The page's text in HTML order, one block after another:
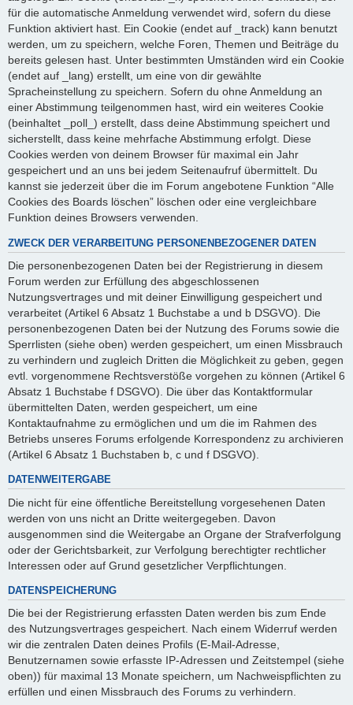
für die automatische Anmeldung verwendet wird, sofern du diese
Funktion aktiviert hast. Ein Cookie (endet auf _track) kann benutzt
werden, um zu speichern, welche Foren, Themen und Beiträge du
bereits gelesen hast. Unter bestimmten Umständen wird ein Cookie
(endet auf _lang) erstellt, um eine von dir gewählte
Spracheinstellung zu speichern. Sofern du ohne Anmeldung an
einer Abstimmung teilgenommen hast, wird ein weiteres Cookie
(beinhaltet _poll_) erstellt, dass deine Abstimmung speichert und
sicherstellt, dass keine mehrfache Abstimmung erfolgt. Diese
Cookies werden von deinem Browser für maximal ein Jahr
gespeichert und an uns bei jedem Seitenaufruf übermittelt. Du
kannst sie jederzeit über die im Forum angebotene Funktion “Alle
Cookies des Boards löschen” löschen oder eine vergleichbare
Funktion deines Browsers verwenden.
ZWECK DER VERARBEITUNG PERSONENBEZOGENER DATEN
Die personenbezogenen Daten bei der Registrierung in diesem
Forum werden zur Erfüllung des abgeschlossenen
Nutzungsvertrages und mit deiner Einwilligung gespeichert und
verarbeitet (Artikel 6 Absatz 1 Buchstabe a und b DSGVO). Die
personenbezogenen Daten bei der Nutzung des Forums sowie die
Sperrlisten (siehe oben) werden gespeichert, um einen Missbrauch
zu verhindern und zugleich Dritten die Möglichkeit zu geben, gegen
evtl. vorgenommene Rechtsverstöße vorgehen zu können (Artikel 6
Absatz 1 Buchstabe f DSGVO). Die über das Kontaktformular
übermittelten Daten, werden gespeichert, um eine
Kontaktaufnahme zu ermöglichen und um die im Rahmen des
Betriebs unseres Forums erfolgende Korrespondenz zu archivieren
(Artikel 6 Absatz 1 Buchstaben b, c und f DSGVO).
DATENWEITERGABE
Die nicht für eine öffentliche Bereitstellung vorgesehenen Daten
werden von uns nicht an Dritte weitergegeben. Davon
ausgenommen sind die Weitergabe an Organe der Strafverfolgung
oder der Gerichtsbarkeit, zur Verfolgung berechtigter rechtlicher
Interessen oder auf Grund gesetzlicher Verpflichtungen.
DATENSPEICHERUNG
Die bei der Registrierung erfassten Daten werden bis zum Ende
des Nutzungsvertrages gespeichert. Nach einem Widerruf werden
wir die zentralen Daten deines Profils (E-Mail-Adresse,
Benutzernamen sowie erfasste IP-Adressen und Zeitstempel (siehe
oben)) für maximal 13 Monate speichern, um Nachweispflichten zu
erfüllen und einen Missbrauch des Forums zu verhindern.